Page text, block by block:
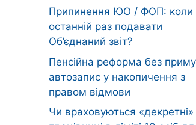
Припинення ЮО / ФОП: коли
останній раз подавати
Об’єднаний звіт?
Пенсійна реформа без
автозапис у накопичення з
правом відмови
Чи враховуються «декретні»